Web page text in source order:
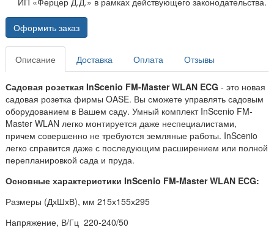
Оформить заказ
Описание Доставка Оплата Отзывы
Садовая розеткая InScenio FM-Master WLAN ECG - это новая
садовая розетка фирмы OASE. Вы сможете управлять садовым
оборудованием в Вашем саду. Умный комплект InScenio FM-
Master WLAN легко монтируется даже неспециалистами,
причем совершенно не требуются земляные работы. InScenio
легко справится даже с последующим расширением или полной
перепланировкой сада и пруда.
Основные характеристики InScenio FM-Master WLAN ECG:
Размеры (ДхШхВ), мм 215х155х295
Напряжение, В/Гц 220-240/50